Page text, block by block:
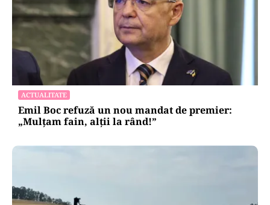
ACTUALITATE
Emil Boc refuză un nou mandat de premier:
„Mulțam fain, alții la rând!”